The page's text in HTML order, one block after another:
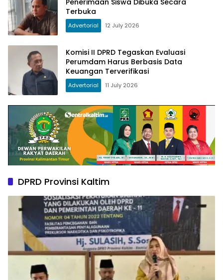
Penerimaan Siswa Dibuka Secara
Terbuka
Advertorial 12 July 2026
Komisi II DPRD Tegaskan Evaluasi
Perumdam Harus Berbasis Data
Keuangan Terverifikasi
Advertorial 11 July 2026
DPRD Provinsi Kaltim